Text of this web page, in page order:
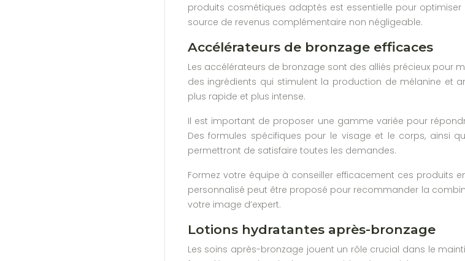
produits cosmétiques adaptés est essentielle pour
source de revenus complémentaire non négligeable.
Accélérateurs de bronzage efficaces
Les accélérateurs de bronzage sont des alliés précieux pour
des ingrédients qui stimulent la production de mélanine et
plus rapide et plus intense.
Il est important de proposer une gamme variée pour
Des formules spécifiques pour le visage et le corps, ainsi
permettront de satisfaire toutes les demandes.
Formez votre équipe à conseiller efficacement ces produits
personnalisé peut être proposé pour recommander la
votre image d’expert.
Lotions hydratantes après-bronzage
Les soins après-bronzage jouent un rôle crucial dans le